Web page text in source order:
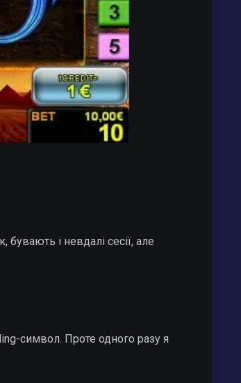
і невдалі сесії, але
символ. Проте одного разу я